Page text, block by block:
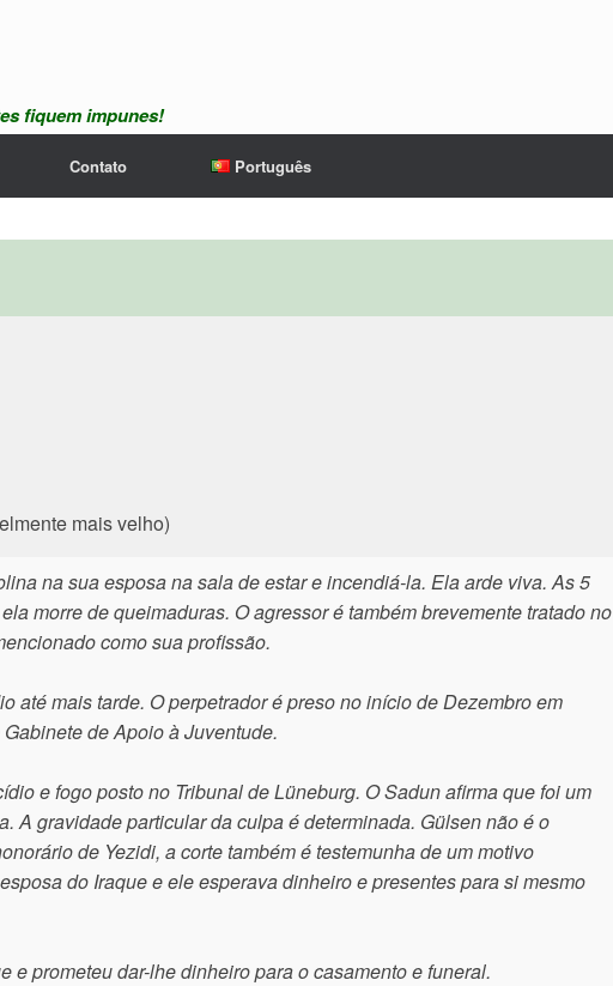
fiquem impunes!
Contato Português
mais velho)
na sua esposa na sala de estar e incendiá-la. Ela arde viva. As 5
morre de queimaduras. O agressor é também brevemente tratado no
como sua profissão.
até mais tarde. O perpetrador é preso no início de Dezembro em
de Apoio à Juventude.
e fogo posto no Tribunal de Lüneburg. O Sadun afirma que foi um
A gravidade particular da culpa é determinada. Gülsen não é o
de Yezidi, a corte também é testemunha de um motivo
do Iraque e ele esperava dinheiro e presentes para si mesmo
e prometeu dar-lhe dinheiro para o casamento e funeral.